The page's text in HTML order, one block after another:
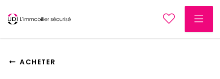
ACHETER